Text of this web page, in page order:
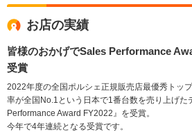
お店の実績
皆様のおかげでSales Performance
受賞
2022年度の全国ポルシェ正規販売店最優秀トッ
率が全国No.1という日本で1番台数を売り上げ
Performance Award FY2022』を受賞。
今年で4年連続となる受賞です。